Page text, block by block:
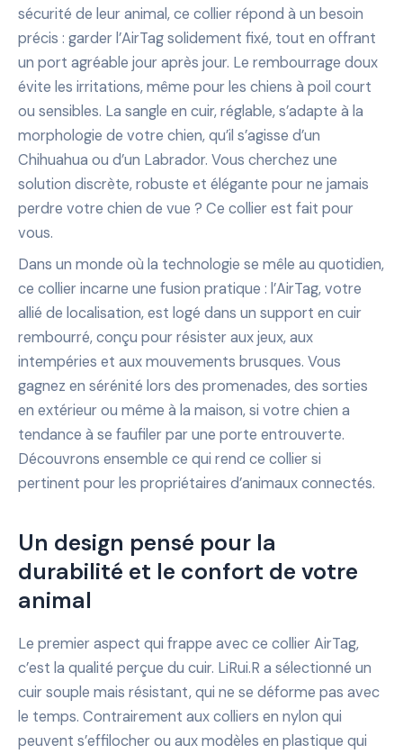
sécurité de leur animal, ce collier répond à un besoin
précis : garder l’AirTag solidement fixé, tout en offrant
un port agréable jour après jour. Le rembourrage doux
évite les irritations, même pour les chiens à poil court
ou sensibles. La sangle en cuir, réglable, s’adapte à la
morphologie de votre chien, qu’il s’agisse d’un
Chihuahua ou d’un Labrador. Vous cherchez une
solution discrète, robuste et élégante pour ne jamais
perdre votre chien de vue ? Ce collier est fait pour
vous.
Dans un monde où la technologie se mêle au quotidien,
ce collier incarne une fusion pratique : l’AirTag, votre
allié de localisation, est logé dans un support en cuir
rembourré, conçu pour résister aux jeux, aux
intempéries et aux mouvements brusques. Vous
gagnez en sérénité lors des promenades, des sorties
en extérieur ou même à la maison, si votre chien a
tendance à se faufiler par une porte entrouverte.
Découvrons ensemble ce qui rend ce collier si
pertinent pour les propriétaires d’animaux connectés.
Un design pensé pour la
durabilité et le confort de votre
animal
Le premier aspect qui frappe avec ce collier AirTag,
c’est la qualité perçue du cuir. LiRui.R a sélectionné un
cuir souple mais résistant, qui ne se déforme pas avec
le temps. Contrairement aux colliers en nylon qui
peuvent s’effilocher ou aux modèles en plastique qui